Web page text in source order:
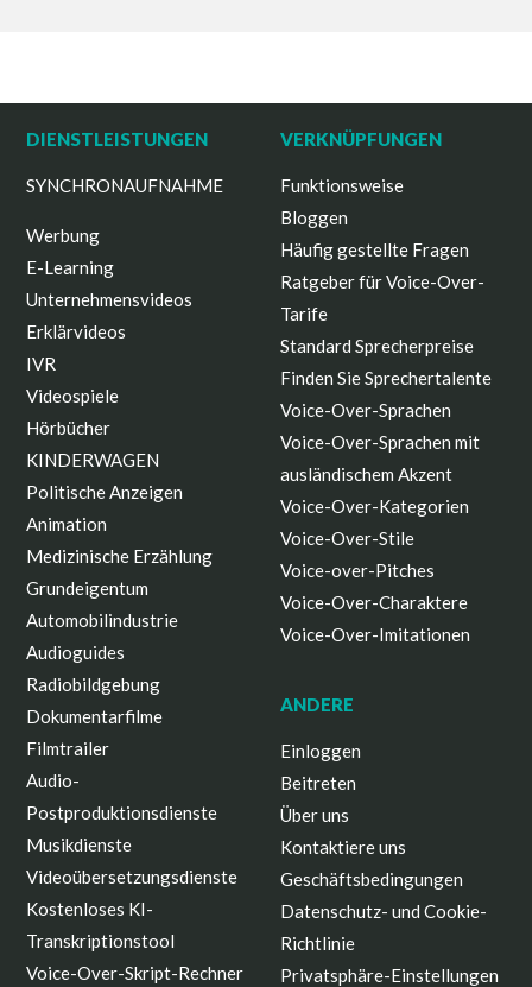
DIENSTLEISTUNGEN
SYNCHRONAUFNAHME
Werbung
E-Learning
Unternehmensvideos
Erklärvideos
IVR
Videospiele
Hörbücher
KINDERWAGEN
Politische Anzeigen
Animation
Medizinische Erzählung
Grundeigentum
Automobilindustrie
Audioguides
Radiobildgebung
Dokumentarfilme
Filmtrailer
Audio-
Postproduktionsdienste
Musikdienste
Videoübersetzungsdienste
Kostenloses KI-
Transkriptionstool
Voice-Over-Skript-Rechner
VERKNÜPFUNGEN
Funktionsweise
Bloggen
Häufig gestellte Fragen
Ratgeber für Voice-Over-
Tarife
Standard Sprecherpreise
Finden Sie Sprechertalente
Voice-Over-Sprachen
Voice-Over-Sprachen mit
ausländischem Akzent
Voice-Over-Kategorien
Voice-Over-Stile
Voice-over-Pitches
Voice-Over-Charaktere
Voice-Over-Imitationen
ANDERE
Einloggen
Beitreten
Über uns
Kontaktiere uns
Geschäftsbedingungen
Datenschutz- und Cookie-
Richtlinie
Privatsphäre-Einstellungen